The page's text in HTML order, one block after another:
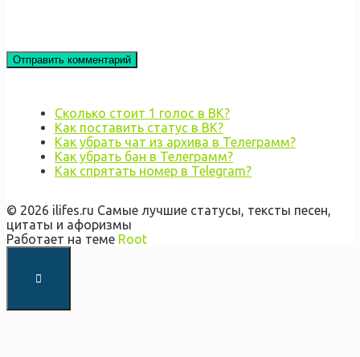
Сколько стоит 1 голос в ВК?
Как поставить статус в ВК?
Как убрать чат из архива в Телеграмм?
Как убрать бан в Телеграмм?
Как спрятать номер в Telegram?
© 2026 ilifes.ru Самые лучшие статусы, тексты песен,
цитаты и афоризмы
Работает на теме Root